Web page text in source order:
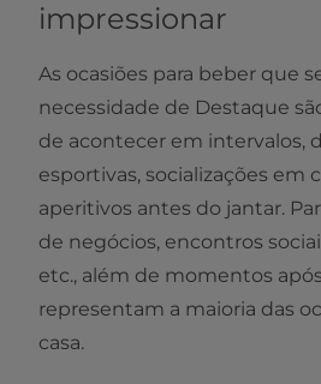
impressionar
As ocasiões para beber que
necessidade de Destaque
de acontecer em intervalos,
esportivas, socializações em
aperitivos antes do jantar.
de negócios, encontros
etc., além de momentos
representam a maioria das
casa.